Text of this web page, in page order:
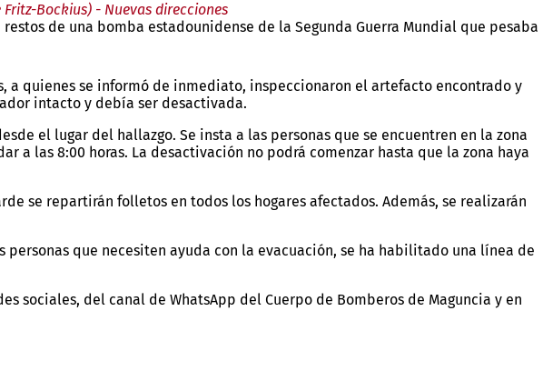
Bockius) - Nuevas direcciones
de una bomba estadounidense de la Segunda Guerra Mundial que pesaba
quienes se informó de inmediato, inspeccionaron el artefacto encontrado y
intacto y debía ser desactivada.
el lugar del hallazgo. Se insta a las personas que se encuentren en la zona
a las 8:00 horas. La desactivación no podrá comenzar hasta que la zona haya
se repartirán folletos en todos los hogares afectados. Además, se realizarán
que necesiten ayuda con la evacuación, se ha habilitado una línea de
sociales, del canal de WhatsApp del Cuerpo de Bomberos de Maguncia y en